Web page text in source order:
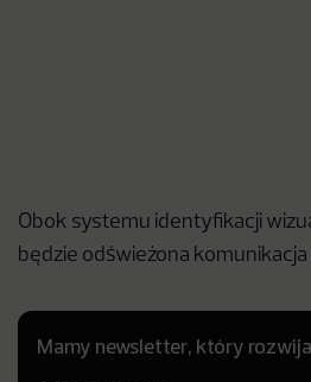
Obok systemu identyfikacji
będzie odświeżona komunikacja
Mamy newsletter, który